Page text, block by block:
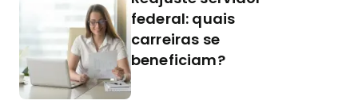
federal: quais
carreiras se
beneficiam?